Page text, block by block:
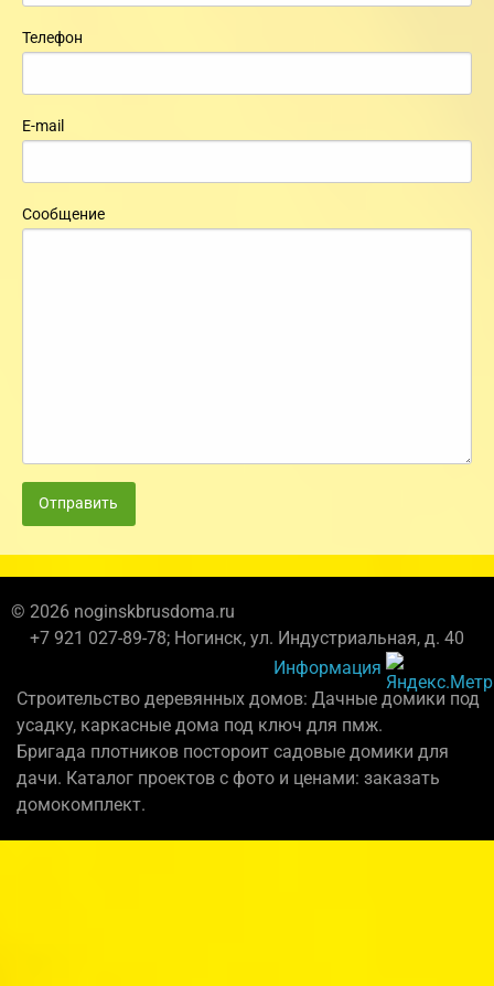
Телефон
E-mail
Сообщение
Отправить
© 2026 noginskbrusdoma.ru
+7 921 027-89-78; Ногинск, ул. Индустриальная, д. 40
Информация
Строительство деревянных домов: Дачные домики под
усадку, каркасные дома под ключ для пмж.
Бригада плотников постороит садовые домики для
дачи. Каталог проектов с фото и ценами: заказать
домокомплект.